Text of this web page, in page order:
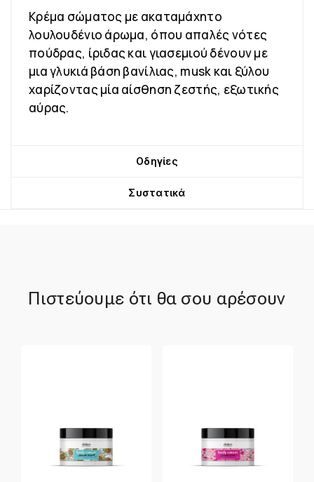
Κρέμα σώματος με ακαταμάχητο
λουλουδένιο άρωμα, όπου απαλές νότες
πούδρας, ίριδας και γιασεμιού δένουν με
μια γλυκιά βάση βανίλιας, musk και ξύλου
χαρίζοντας μία αίσθηση ζεστής, εξωτικής
αύρας.
Οδηγίες
Συστατικά
Πιστεύουμε ότι θα σου αρέσουν